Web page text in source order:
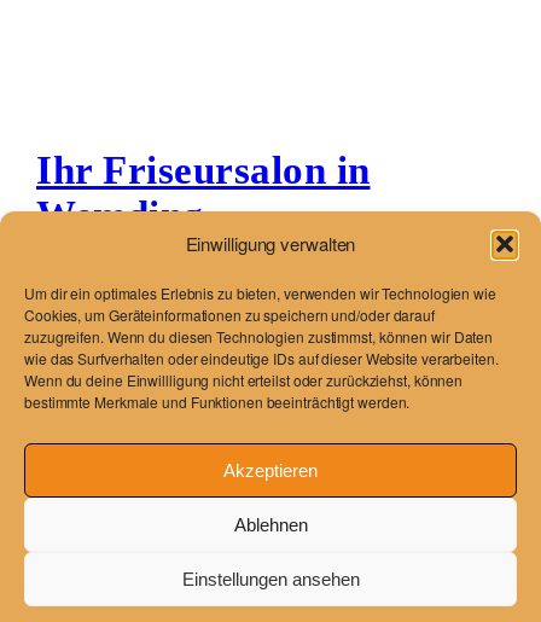
Einwilligung verwalten
Um dir ein optimales Erlebnis zu bieten, verwenden wir Technologien wie
Cookies, um Geräteinformationen zu speichern und/oder darauf
zuzugreifen. Wenn du diesen Technologien zustimmst, können wir Daten
wie das Surfverhalten oder eindeutige IDs auf dieser Website verarbeiten.
Wenn du deine Einwillligung nicht erteilst oder zurückziehst, können
bestimmte Merkmale und Funktionen beeinträchtigt werden.
Akzeptieren
Ablehnen
Einstellungen ansehen
Ihr Friseursalon in
Wemding
Just another WordPress site
Blog
Autoren
Veranstaltungen
Themes
Twenty Twenty-Five Gestaltet mitWordPress